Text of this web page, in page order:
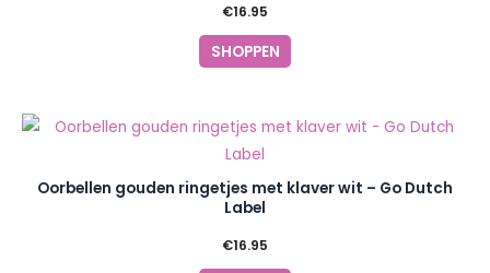
€16.95
SHOPPEN
Oorbellen gouden ringetjes met klaver wit – Go Dutch
Label
€16.95